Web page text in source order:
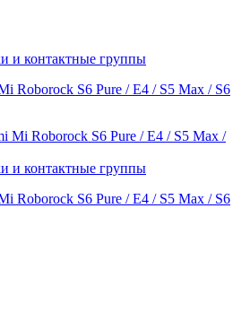
и контактные группы
Roborock S6 Pure / E4 / S5 Max / S6
и контактные группы
Roborock S6 Pure / E4 / S5 Max / S6